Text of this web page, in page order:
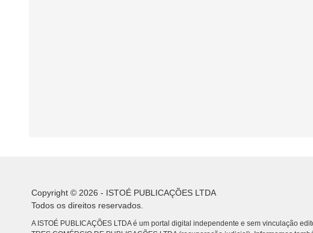
Copyright © 2026 - ISTOÉ PUBLICAÇÕES LTDA
Todos os direitos reservados.
A ISTOÉ PUBLICAÇÕES LTDA é um portal digital independente e sem vinculação